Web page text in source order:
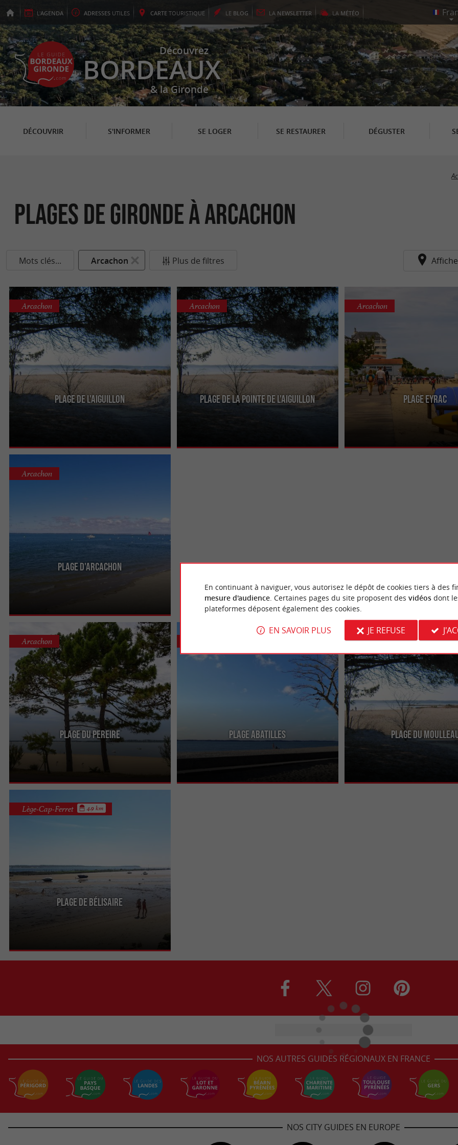
L'AGENDA ADRESSES UTILES CARTE TOURISTIQUE LE BLOG LA NEWSLETTER LA MÉTÉO
Découvrez
BORDEAUX
& la Gironde
DÉCOUVRIR S'INFORMER SE LOGER SE RESTAURER DÉGUSTER
Plages de Gironde à Arcachon
Mots clés... Arcachon Plus de filtres
Plage de l'Aiguillon
Arcachon
Elle se situe à l'est du port d'Arcachon. C'est une
plage moins fréquentée, car elle n'est pas à
Plage de la Pointe de l'Aiguillon
Arcachon
Elle est accolée au port de plaisance, elle n'est
pas très jolie mais a le mérite d'être mieux
Plage Eyrac
Arcachon
Près de la jetée du même nom (où
pêche), c'est une plage qui n'est
Plage d'Arcachon
Arcachon
C'est la plage principale de la ville d'Arcachon. On
Plage du Pereire
Arcachon
C'est la plage qui se trouve à la sortie de la ville.
Elle est plus calme et les enfants l'aiment bien car
Plage Abatilles
La Plage des Abatilles ou Plage des Arbousiers, ce
petit fruit jaune et rouge caractéristique qui
pousse sur un ...
Plage du
Arcachon
La plus au sud de la commune
vue sur tout le bassin, la baignade
Plage de Bélisaire
Lège-Cap-Ferret 4.9 km
C'est une plage qui est installée sur le bassin
d'Arcachon, on est à proximité de la pointe avec
NOS AUTRES GUIDES RÉGIONAUX EN FRANCE
NOS CITY GUIDES EN EUROPE
En continuant à naviguer, vous autorisez le dépôt de cookies tiers à des
mesure d'audience. Certaines pages du site proposent des vidéosdont
plateformes déposent également des cookies.
EN SAVOIR PLUS JE REFUSE